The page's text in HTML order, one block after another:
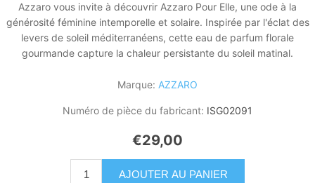
Azzaro vous invite à découvrir Azzaro Pour Elle, une ode à la
générosité féminine intemporelle et solaire. Inspirée par l'éclat des
levers de soleil méditerranéens, cette eau de parfum florale
gourmande capture la chaleur persistante du soleil matinal.
Marque: AZZARO
Numéro de pièce du fabricant: ISG02091
€29,00
AJOUTER AU PANIER